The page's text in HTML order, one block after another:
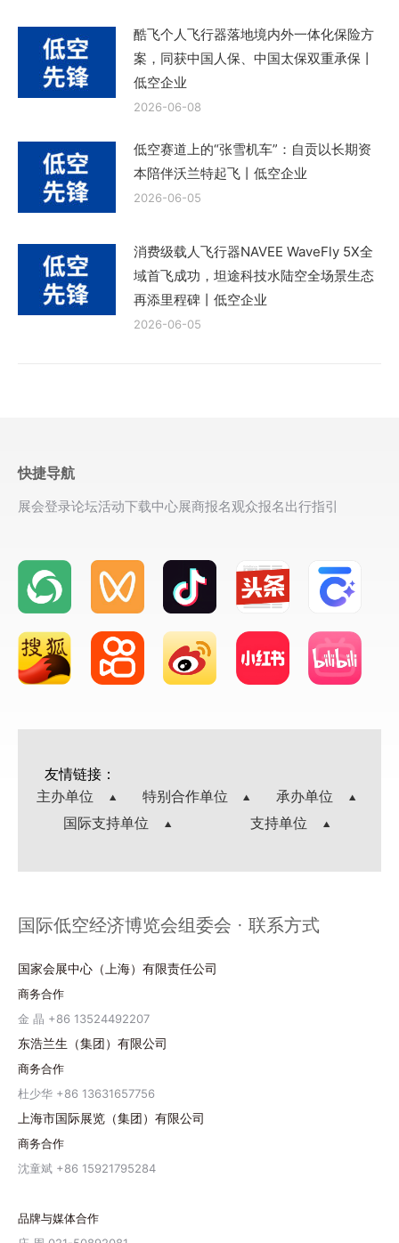
酷飞个人飞行器落地境内外一体化保险方
案，同获中国人保、中国太保双重承保丨
低空企业
2026-06-08
低空赛道上的“张雪机车”：自贡以长期资
本陪伴沃兰特起飞丨低空企业
2026-06-05
消费级载人飞行器NAVEE WaveFly 5X全
域首飞成功，坦途科技水陆空全场景生态
再添里程碑丨低空企业
2026-06-05
快捷导航
展会登录论坛活动下载中心展商报名观众报名出行指引
友情链接：
主办单位
特别合作单位
承办单位
国际支持单位
支持单位
国际低空经济博览会组委会 · 联系方式
国家会展中心（上海）有限责任公司
商务合作
金 晶 +86 13524492207
东浩兰生（集团）有限公司
商务合作
杜少华 +86 13631657756
上海市国际展览（集团）有限公司
商务合作
沈童斌 +86 15921795284
品牌与媒体合作